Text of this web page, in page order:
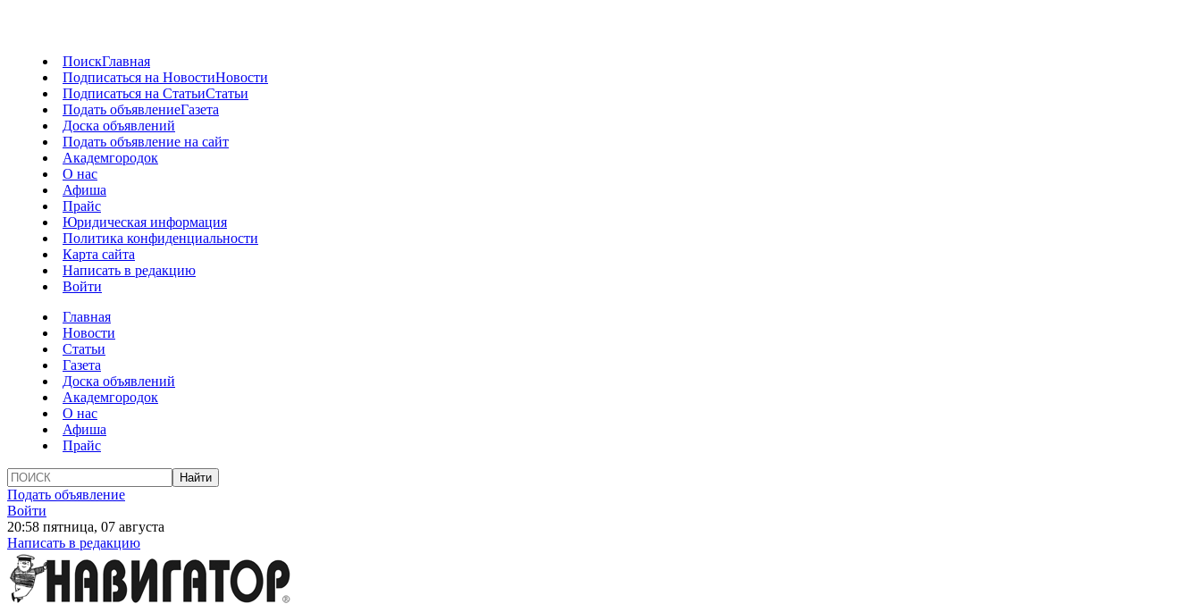
ПоискГлавная
Подписаться на НовостиНовости
Подписаться на СтатьиСтатьи
Подать объявлениеГазета
Доска объявлений
Подать объявление на сайт
Академгородок
О нас
Афиша
Прайс
Юридическая информация
Политика конфиденциальности
Карта сайта
Написать в редакцию
Войти
Главная
Новости
Статьи
Газета
Доска объявлений
Академгородок
О нас
Афиша
Прайс
Подать объявление
Войти
20:58 пятница, 07 августа
Написать в редакцию